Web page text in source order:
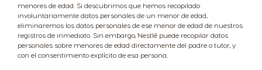
menores de edad. Si descubrimos que hemos recopilado
involuntariamente datos personales de un menor de edad,
eliminaremos los datos personales de ese menor de edad de nuestros
registros de inmediato. Sin embargo, Nestlé puede recopilar datos
personales sobre menores de edad directamente del padre o tutor, y
con el consentimiento explícito de esa persona.